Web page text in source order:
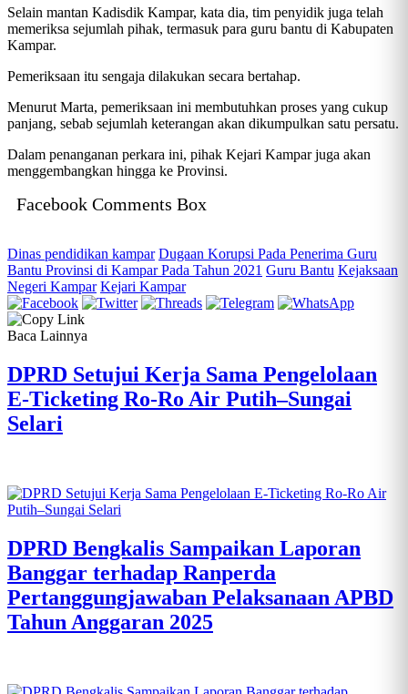
Selain mantan Kadisdik Kampar, kata dia, tim penyidik juga telah
memeriksa sejumlah pihak, termasuk para guru bantu di Kabupaten
Kampar.
Pemeriksaan itu sengaja dilakukan secara bertahap.
Menurut Marta, pemeriksaan ini membutuhkan proses yang cukup
panjang, sebab sejumlah keterangan akan dikumpulkan satu persatu.
Dalam penanganan perkara ini, pihak Kejari Kampar juga akan
menggembangkan hingga ke Provinsi.
Facebook Comments Box
Dinas pendidikan kampar Dugaan Korupsi Pada Penerima Guru
Bantu Provinsi di Kampar Pada Tahun 2021 Guru Bantu Kejaksaan
Negeri Kampar Kejari Kampar
Baca Lainnya
DPRD Setujui Kerja Sama Pengelolaan
E-Ticketing Ro-Ro Air Putih–Sungai
Selari
DPRD Bengkalis Sampaikan Laporan
Banggar terhadap Ranperda
Pertanggungjawaban Pelaksanaan APBD
Tahun Anggaran 2025